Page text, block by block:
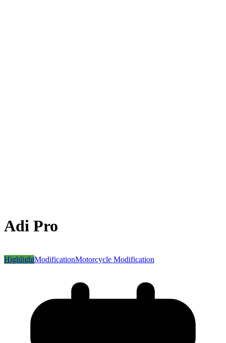
Adi Pro
HighlightModificationMotorcycle Modification